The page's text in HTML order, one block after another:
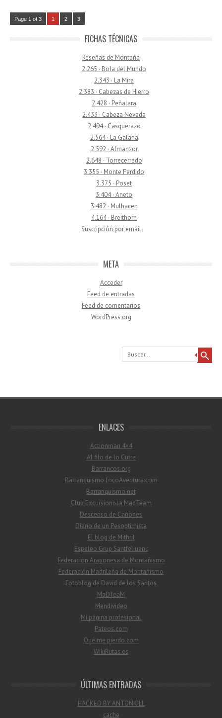
Page 1 of 3 1 2 3
FICHAS TÉCNICAS
Reseñas de Montaña
2.265 · Bola del Mundo
2.343 · La Mira
2.383 · Cabezas de Hierro
2.428 · Peñalara
2.433 · Cabeza Nevada
2.494 · Casquerazo
2.564 · La Galana
2.592 · Almanzor
2.648 · Torrecerredo
3.355 · Monte Perdido
3.375 · Poset
3.404 · Aneto
3.482 · Mulhacen
4.164 · Breithorn
Suscripción por email
META
Acceder
Feed de entradas
Feed de comentarios
WordPress.org
Buscar
ENLACES
Actionman 4×4
Al filo de lo Cutre
Barrancos.org
Barranquismo.LocoAventura.com
Barranquismo.net
Club Excursionista MadTeam
Descenso de Cañones
Diario de un Pesoptimista
El blog de Mithril
Espeleo Grup Santfeliuenc
Federación Aragonesa de Montañismo
Federación Madrileña de Montañismo
Fotoblog de David de los Santos
MaDTeaM
Mendivideo
Mi página profesional
Pateos.com
Qué me pierdo.com
WikiRutas.es
ÚLTIMAS ENTRADAS
HACKED BY ANTONKILL
cache